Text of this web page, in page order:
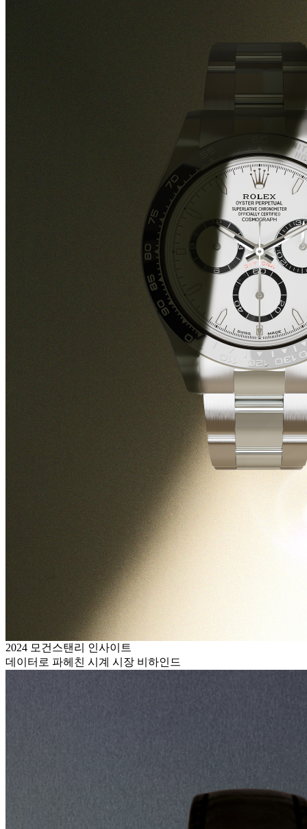
2024 모건스탠리 인사이트
데이터로 파헤친 시계 시장 비하인드